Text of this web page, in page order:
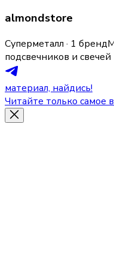
almondstore
Суперметалл · 1 бренд
подсвечников и свечей
материал, найдись!
Читайте только самое